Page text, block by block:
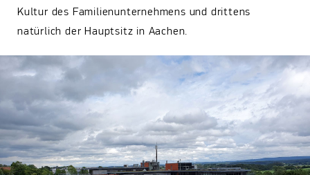
Kultur des Familienunternehmens und drittens
natürlich der Hauptsitz in Aachen.